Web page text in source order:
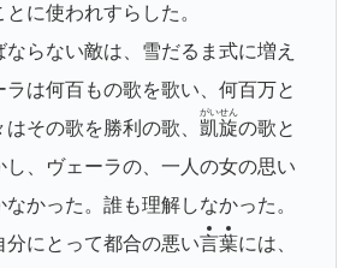
に使われすらした。
らない敵は、雪だるま式に増え
ラは何百もの歌を歌い、何百万と
その歌を勝利の歌、 凱旋
がいせん
の歌と
し、ヴェーラの、一人の女の思い
かった。誰も理解しなかった。
分にとって都合の悪い言葉には、